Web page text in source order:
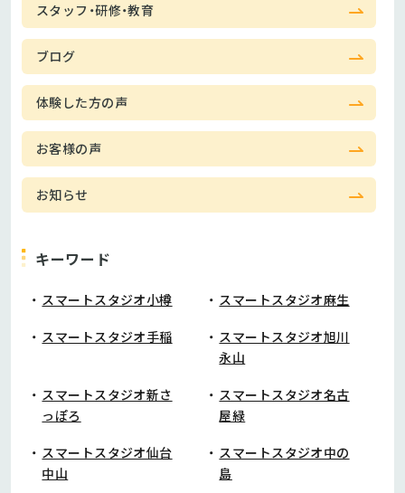
スタッフ・研修・教育
ブログ
体験した方の声
お客様の声
お知らせ
キーワード
スマートスタジオ小樽 スマートスタジオ麻生
スマートスタジオ手稲
スマートスタジオ旭川
永山
スマートスタジオ新さ
っぽろ
スマートスタジオ名古
屋緑
スマートスタジオ仙台
中山
スマートスタジオ中の
島